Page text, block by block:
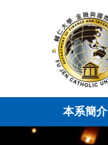
本系簡介